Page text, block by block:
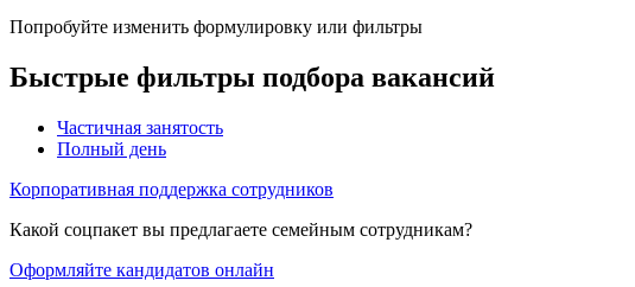
Попробуйте изменить формулировку или фильтры
Быстрые фильтры подбора вакансий
Частичная занятость
Полный день
Корпоративная поддержка сотрудников
Какой соцпакет вы предлагаете семейным сотрудникам?
Оформляйте кандидатов онлайн